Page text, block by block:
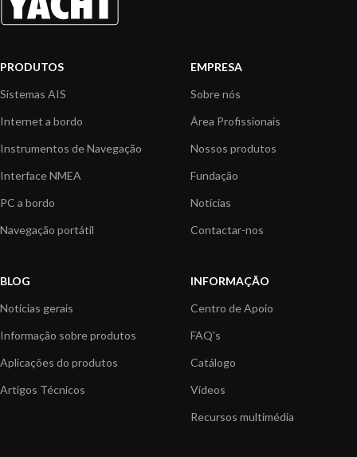
PRODUTOS
Sistemas AIS
Internet a bordo
Instrumentos de Navegação
Interface NMEA
PC a bordo
Navegação portátil
EMPRESA
Sobre nós
Área Profissionais
Nossos produtos
Fundação
Notícias
Contactar-nos
BLOG
Notícias gerais
Informação sobre produtos
Aplicações do produtos
Artigos Técnicos
INFORMAÇÃO
Centro de Apoio
FAQ's
Catálogo
Vídeos
Recursos multimédia